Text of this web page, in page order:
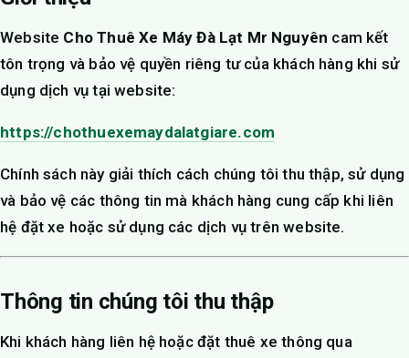
Website Cho Thuê Xe Máy Đà Lạt Mr Nguyên cam kết
tôn trọng và bảo vệ quyền riêng tư của khách hàng khi sử
dụng dịch vụ tại website:
https://chothuexemaydalatgiare.com
Chính sách này giải thích cách chúng tôi thu thập, sử dụng
và bảo vệ các thông tin mà khách hàng cung cấp khi liên
hệ đặt xe hoặc sử dụng các dịch vụ trên website.
Thông tin chúng tôi thu thập
Khi khách hàng liên hệ hoặc đặt thuê xe thông qua